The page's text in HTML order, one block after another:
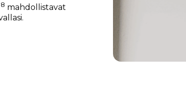
8 mahdollistavat